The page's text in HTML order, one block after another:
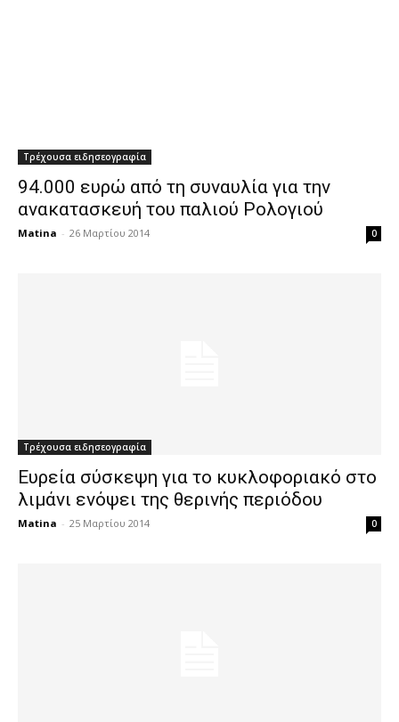
Τρέχουσα ειδησεογραφία
94.000 ευρώ από τη συναυλία για την
ανακατασκευή του παλιού Ρολογιού
Matina - 26 Μαρτίου 2014 0
Τρέχουσα ειδησεογραφία
Ευρεία σύσκεψη για τo κυκλοφοριακό στο
λιμάνι ενόψει της θερινής περιόδου
Matina - 25 Μαρτίου 2014 0